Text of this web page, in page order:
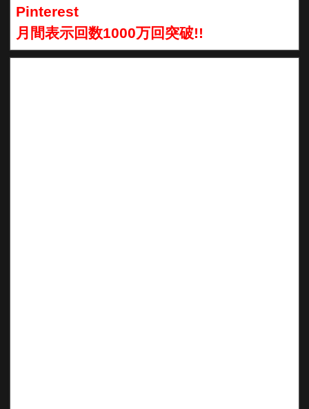
Pinterest
月間表示回数1000万回突破!!